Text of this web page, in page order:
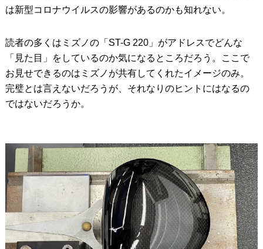
は新型コロナウイルスの影響があるのかも知れない。
読者の多くはミズノの「ST-G 220」がアドレスでどんな
「見た目」をしているのか気になるところだろう。ここで
お見せできるのはミズノが共有してくれたイメージのみ。
完璧とは言えないだろうが、それなりのヒントにはなるの
ではないだろうか。